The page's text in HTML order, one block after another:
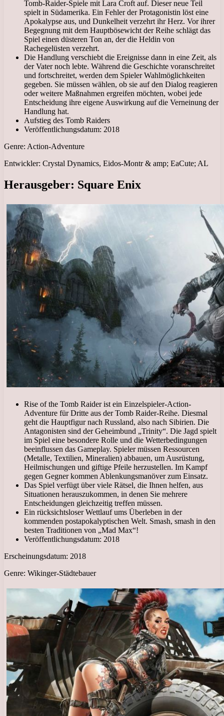
Tomb-Raider-Spiele mit Lara Croft auf. Dieser neue Teil
spielt in Südamerika. Ein Fehler der Protagonistin löst eine
Apokalypse aus, und Dunkelheit verzehrt ihr Herz. Vor ihrer
Begegnung mit dem Hauptbösewicht der Reihe schlägt das
Spiel einen düsteren Ton an, der die Heldin von
Rachegelüsten verzehrt.
Die Handlung verschiebt die Ereignisse dann in eine Zeit, als
der Vater noch lebte. Während die Geschichte voranschreitet
und fortschreitet, werden dem Spieler Wahlmöglichkeiten
gegeben. Sie müssen wählen, ob sie auf den Dialog reagieren
oder weitere Maßnahmen ergreifen möchten, wobei jede
Entscheidung ihre eigene Auswirkung auf die Verneinung der
Handlung hat.
Aufstieg des Tomb Raiders
Veröffentlichungsdatum: 2018
Genre: Action-Adventure
Entwickler: Crystal Dynamics, Eidos-Montr & amp; EaCute; AL
Herausgeber: Square Enix
Rise of the Tomb Raider ist ein Einzelspieler-Action-
Adventure für Dritte aus der Tomb Raider-Reihe. Diesmal
geht die Hauptfigur nach Russland, also nach Sibirien. Die
Antagonisten sind der Geheimbund „Trinity“. Die Jagd spielt
im Spiel eine besondere Rolle und die Wetterbedingungen
beeinflussen das Gameplay. Spieler müssen Ressourcen
(Metalle, Textilien, Mineralien) abbauen, um Ausrüstung,
Heilmischungen und giftige Pfeile herzustellen. Im Kampf
gegen Gegner kommen Ablenkungsmanöver zum Einsatz.
Das Spiel verfügt über viele Rätsel, die Ihnen helfen, aus
Situationen herauszukommen, in denen Sie mehrere
Entscheidungen gleichzeitig treffen müssen.
Ein rücksichtsloser Wettlauf ums Überleben in der
kommenden postapokalyptischen Welt. Smash, smash in den
besten Traditionen von „Mad Max“!
Veröffentlichungsdatum: 2018
Erscheinungsdatum: 2018
Genre: Wikinger-Städtebauer